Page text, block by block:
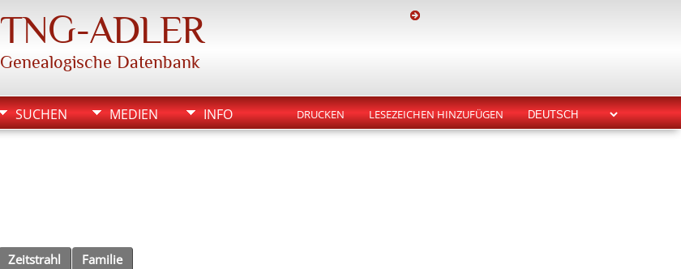
TNG-ADLER
Genealogische Datenbank
SUCHEN MEDIEN INFO DRUCKEN LESEZEICHEN HINZUFÜGEN
Zeitstrahl
Familie